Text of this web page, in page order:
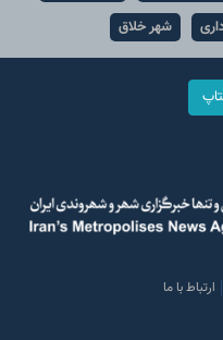
شهر خلاق
ارتباط با ما